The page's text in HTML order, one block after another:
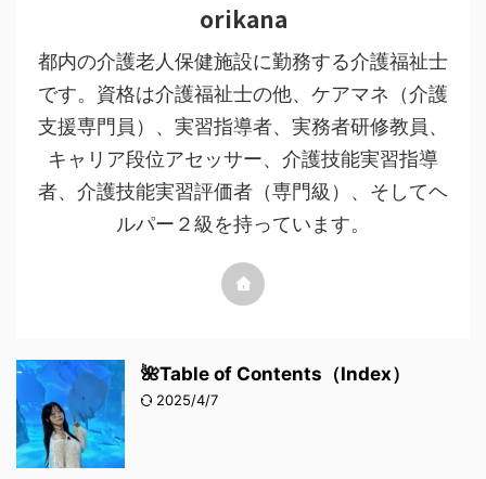
orikana
都内の介護老人保健施設に勤務する介護福祉士
です。資格は介護福祉士の他、ケアマネ（介護
支援専門員）、実習指導者、実務者研修教員、
キャリア段位アセッサー、介護技能実習指導
者、介護技能実習評価者（専門級）、そしてヘ
ルパー２級を持っています。
🌺Table of Contents（Index）
2025/4/7